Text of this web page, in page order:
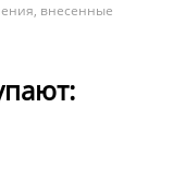
внесенные